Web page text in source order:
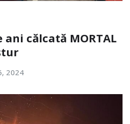
ani călcată MORTAL
2024